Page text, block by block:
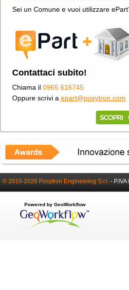
Sei un Comune e vuoi utilizzare
Contattaci subito!
Chiama il 0965 616745
Oppure scrivi a epart@posytron.com
© 2010-2026 Posytron Engineering S.r.l. -
Powered by GeoWorkflow